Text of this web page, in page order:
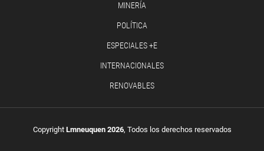
MINERÍA
POLÍTICA
ESPECIALES +E
INTERNACIONALES
RENOVABLES
Copyright Lmneuquen 2026, Todos los derechos reservados